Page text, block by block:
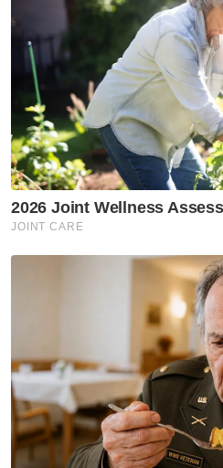
Sedania
Tun Md Raus
Artikel
Ismail
prosedur
jantung
Nasional
Kerajaan
jaga
aliran
Nasional
Felda perlu